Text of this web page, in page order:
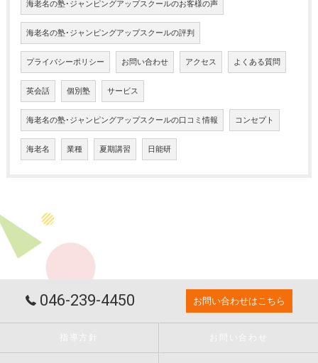
海老名の塾･ジャンピングアップスクールのお客様の声
海老名の塾･ジャンピングアップスクールの評判
プライバシーポリシー お問い合わせ アクセス よくある質問
英会話 個別塾 サービス
海老名の塾･ジャンピングアップスクールの口コミ情報 コンセプト
海老名 業種 夏期講習 日能研
046-239-4450 お問い合わせはこちら
お問い合わせ